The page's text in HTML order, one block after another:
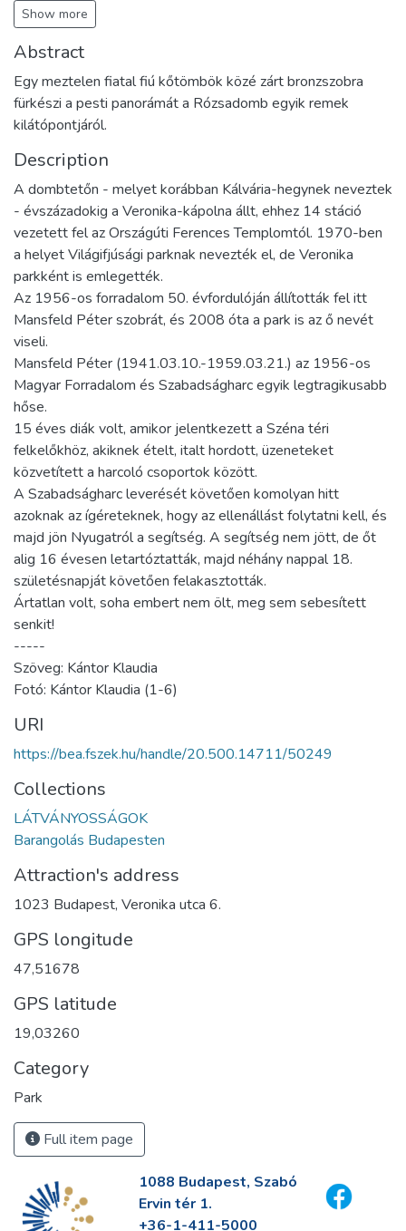
Show more
Abstract
Egy meztelen fiatal fiú kőtömbök közé zárt bronzszobra
fürkészi a pesti panorámát a Rózsadomb egyik remek
kilátópontjáról.
Description
A dombtetőn - melyet korábban Kálvária-hegynek neveztek
- évszázadokig a Veronika-kápolna állt, ehhez 14 stáció
vezetett fel az Országúti Ferences Templomtól. 1970-ben
a helyet Világifjúsági parknak nevezték el, de Veronika
parkként is emlegették.
Az 1956-os forradalom 50. évfordulóján állították fel itt
Mansfeld Péter szobrát, és 2008 óta a park is az ő nevét
viseli.
Mansfeld Péter (1941.03.10.-1959.03.21.) az 1956-os
Magyar Forradalom és Szabadságharc egyik legtragikusabb
hőse.
15 éves diák volt, amikor jelentkezett a Széna téri
felkelőkhöz, akiknek ételt, italt hordott, üzeneteket
közvetített a harcoló csoportok között.
A Szabadságharc leverését követően komolyan hitt
azoknak az ígéreteknek, hogy az ellenállást folytatni kell, és
majd jön Nyugatról a segítség. A segítség nem jött, de őt
alig 16 évesen letartóztatták, majd néhány nappal 18.
születésnapját követően felakasztották.
Ártatlan volt, soha embert nem ölt, meg sem sebesített
senkit!
-----
Szöveg: Kántor Klaudia
Fotó: Kántor Klaudia (1-6)
URI
https://bea.fszek.hu/handle/20.500.14711/50249
Collections
LÁTVÁNYOSSÁGOK
Barangolás Budapesten
Attraction's address
1023 Budapest, Veronika utca 6.
GPS longitude
47,51678
GPS latitude
19,03260
Category
Park
Full item page
1088 Budapest, Szabó
Ervin tér 1.
+36-1-411-5000